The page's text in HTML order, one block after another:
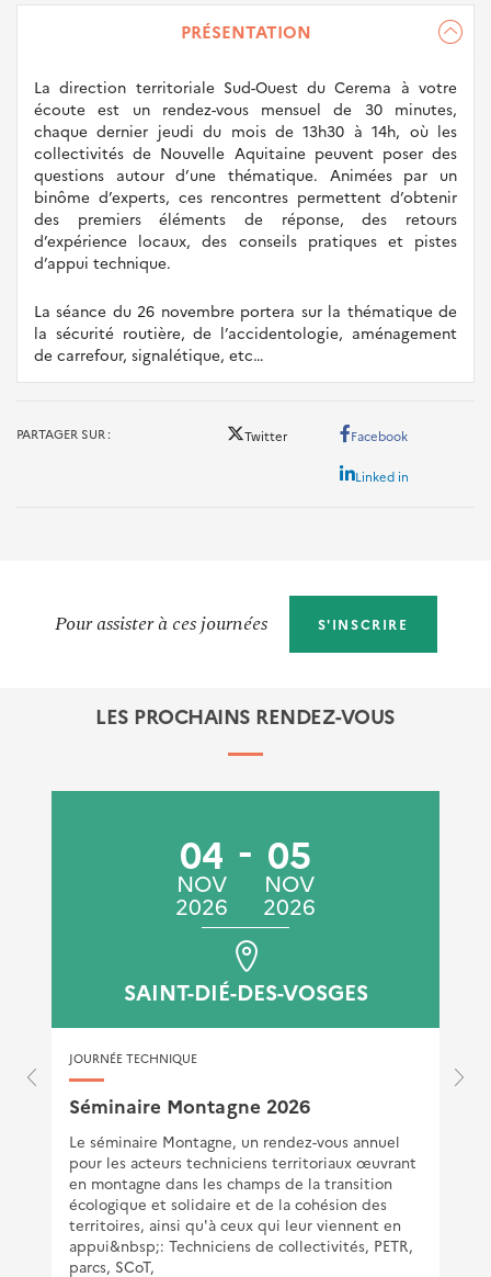
DIRECTION
TERRITORIALE
OUEST
DU
CEREMA
À
ÉCOUTE
PRÉSENTATION
La direction territoriale Sud-Ouest du Cerema à votre
écoute est un rendez-vous mensuel de 30 minutes,
chaque dernier jeudi du mois de 13h30 à 14h, où les
collectivités de Nouvelle Aquitaine peuvent poser des
questions autour d’une thématique. Animées par un
binôme d’experts, ces rencontres permettent d’obtenir
des premiers éléments de réponse, des retours
d’expérience locaux, des conseils pratiques et pistes
d’appui technique.
La séance du 26 novembre portera sur la thématique de
la sécurité routière, de l’accidentologie, aménagement
de carrefour, signalétique, etc…
PARTAGER SUR Twitter Facebook
Linked in
Pour assister à ces journées S'INSCRIRE
LES PROCHAINS RENDEZ-VOUS
04
NOV
2026
05
NOV
2026
SAINT-DIÉ-DES-VOSGES
JOURNÉE TECHNIQUE
Séminaire Montagne 2026
Le séminaire Montagne, un rendez-vous annuel
pour les acteurs techniciens territoriaux œuvrant
en montagne dans les champs de la transition
écologique et solidaire et de la cohésion des
territoires, ainsi qu'à ceux qui leur viennent en
appui&nbsp;: Techniciens de collectivités, PETR,
parcs, SCoT,